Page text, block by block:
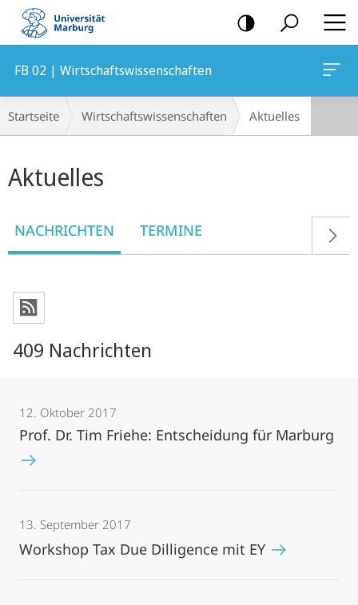
Mobile-
Navigation
FB 02 | Wirtschaftswissenschaften
Breadcrumb-
Navigation
Startseite Wirtschaftswissenschaften Aktuelles
Aktuelles
NACHRICHTEN TERMINE
409 Nachrichten
12. Oktober 2017
Prof. Dr. Tim Friehe: Entscheidung für Marburg
13. September 2017
Workshop Tax Due Dilligence mit EY